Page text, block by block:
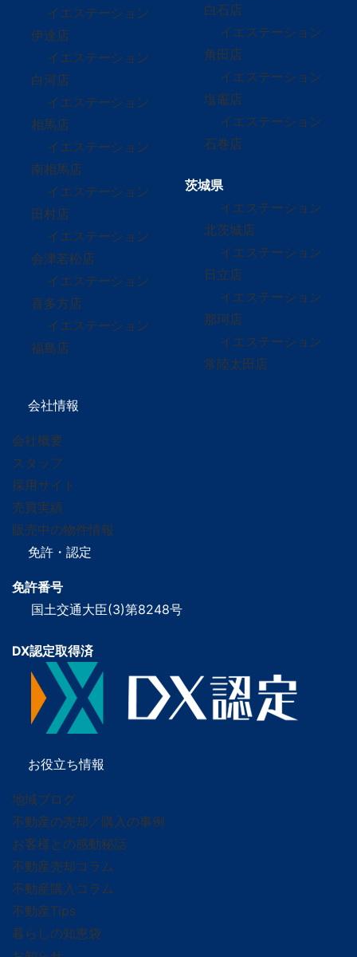
イエステーション
伊達店
イエステーション
白河店
イエステーション
相馬店
イエステーション
南相馬店
イエステーション
田村店
イエステーション
会津若松店
イエステーション
喜多方店
イエステーション
福島店
白石店
イエステーション
角田店
イエステーション
塩竈店
イエステーション
石巻店
茨城県
イエステーション
北茨城店
イエステーション
日立店
イエステーション
那珂店
イエステーション
常陸太田店
会社情報
会社概要
スタッフ
採用サイト
売買実績
販売中の物件情報
免許・認定
免許番号
国土交通大臣(3)第8248号
DX認定取得済
お役立ち情報
地域ブログ
不動産の売却／購入の事例
お客様との感動秘話
不動産売却コラム
不動産購入コラム
不動産Tips
暮らしの知恵袋